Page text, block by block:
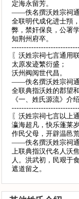
定海永留芳。
——佚名撰沃姓宗祠
全联明代成化进士頖
弊，禁奸保良，公署
知荆州府卒。
〖沃姓宗祠七言通用联
太原发迹繁衍盛；
沃州阀阅世代昌。
——佚名撰沃姓宗祠
全联典指沃姓的郡望
《一、姓氏源流》介
〖沃姓宗祠七言以上
瀛海超凡，快乐蓬莱岁
作民父母，开辟温邑荒
——佚名撰沃姓宗祠
上联典指汉代名人沃
人。洪武初，民艰于
遮道留之。